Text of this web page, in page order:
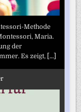
Methode
Maria.
der
Es zeigt, [...]